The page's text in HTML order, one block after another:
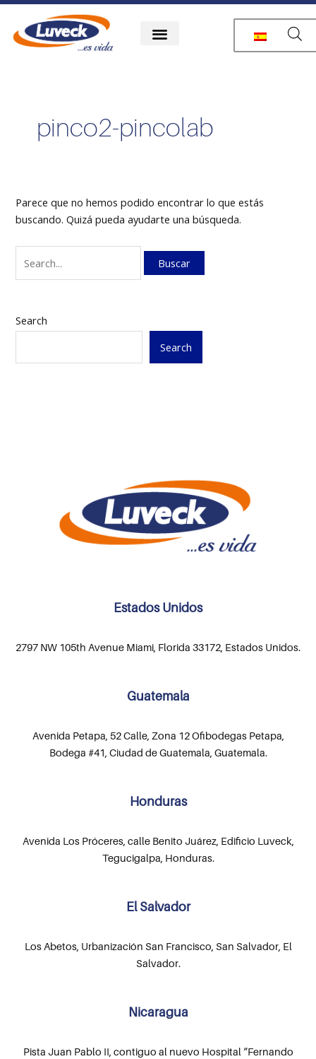
Ir
contenido
pinco2-pincolab
Parece que no hemos podido encontrar lo que estás
buscando. Quizá pueda ayudarte una búsqueda.
Buscar
por:
Search
Search
Estados Unidos
2797 NW 105th Avenue Miami, Florida 33172, Estados Unidos.
Guatemala
Avenida Petapa, 52 Calle, Zona 12 Ofibodegas Petapa,
Bodega #41, Ciudad de Guatemala, Guatemala.
Honduras
Avenida Los Próceres, calle Benito Juárez, Edificio Luveck,
Tegucigalpa, Honduras.
El Salvador
Los Abetos, Urbanización San Francisco, San Salvador, El
Salvador.
Nicaragua
Pista Juan Pablo II, contiguo al nuevo Hospital “Fernando